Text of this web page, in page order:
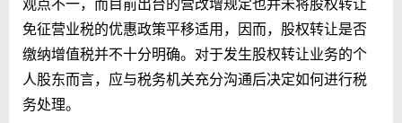
免征营业税的优惠政策平移适用，因而，股权转让是否
缴纳增值税并不十分明确。对于发生股权转让业务的个
人股东而言，应与税务机关充分沟通后决定如何进行税
务处理。